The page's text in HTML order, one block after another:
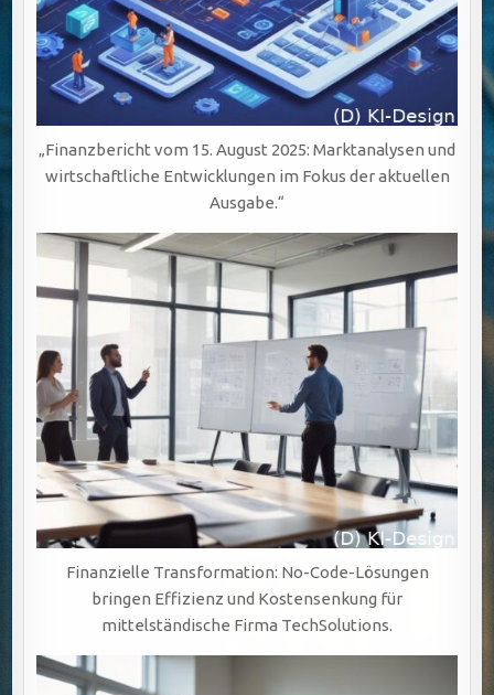
„Finanzbericht vom 15. August 2025: Marktanalysen und
wirtschaftliche Entwicklungen im Fokus der aktuellen
Ausgabe.“
Finanzielle Transformation: No-Code-Lösungen
bringen Effizienz und Kostensenkung für
mittelständische Firma TechSolutions.